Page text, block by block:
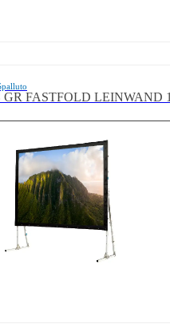
GR FASTFOLD LEINWAND